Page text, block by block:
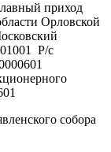
приход
Орловской
Р/с
собора